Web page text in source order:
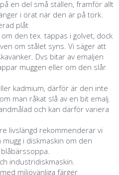
en del små ställen, framför allt
i örat när den är på tork.
plåt
den tex. tappas i golvet, dock
om stålet syns. Vi säger att
Dvs bitar av emaljen
muggen eller om den slår
kadmium, därför är den inte
man råkat slå av en bit emalj.
och kan därför variera
livslängd rekommenderar vi
i diskmaskin om den
industridiskmaskin.
miljövänliga färger